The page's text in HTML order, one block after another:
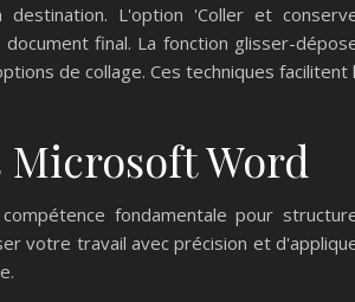
L'option 'Coller et
final. La fonction glisser-
de collage. Ces techniques facilitent
Microsoft Word
fondamentale pour
votre travail avec précision et